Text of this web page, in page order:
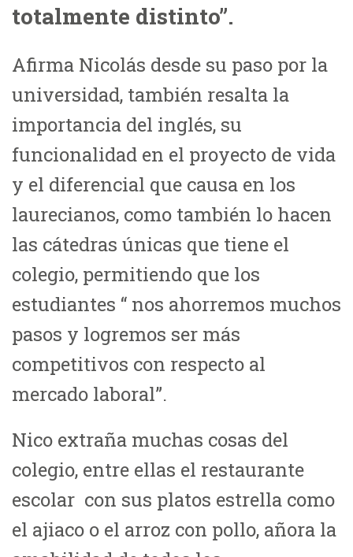
totalmente distinto”.
Afirma Nicolás desde su paso por la
universidad, también resalta la
importancia del inglés, su
funcionalidad en el proyecto de vida
y el diferencial que causa en los
laurecianos, como también lo hacen
las cátedras únicas que tiene el
colegio, permitiendo que los
estudiantes “ nos ahorremos muchos
pasos y logremos ser más
competitivos con respecto al
mercado laboral”.
Nico extraña muchas cosas del
colegio, entre ellas el restaurante
escolar con sus platos estrella como
el ajiaco o el arroz con pollo, añora la